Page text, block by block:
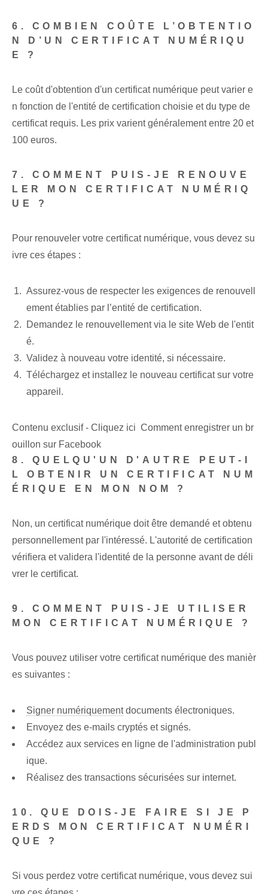
6. COMBIEN COÛTE L’OBTENTIO
N D’UN CERTIFICAT NUMÉRIQU
E ?
Le coût d'obtention d'un certificat numérique peut varier e
n fonction de l'entité de certification choisie et du type de
certificat requis. Les prix varient généralement entre 20 et
100 euros.
7. COMMENT PUIS-JE RENOUVE
LER MON CERTIFICAT NUMÉRIQ
UE ?
Pour renouveler votre certificat numérique, vous devez su
ivre ces étapes :
Assurez-vous de respecter les exigences de renouvell
ement établies par l’entité de certification.
Demandez le renouvellement via le site Web de l'entit
é.
Validez à nouveau votre identité, si nécessaire.
Téléchargez et installez le nouveau certificat sur votre
appareil.
Contenu exclusif - Cliquez ici Comment enregistrer un br
ouillon sur Facebook
8. QUELQU'UN D'AUTRE PEUT-I
L OBTENIR UN CERTIFICAT NUM
ÉRIQUE EN MON NOM ?
Non, un certificat numérique doit être demandé et obtenu
personnellement par l'intéressé. L'autorité de certification
vérifiera et validera l'identité de la personne avant de déli
vrer le certificat.
9. COMMENT PUIS-JE UTILISER
MON CERTIFICAT NUMÉRIQUE ?
Vous pouvez utiliser votre certificat numérique des manièr
es suivantes :
Signer numériquementdocuments électroniques.
Envoyez des e-mails cryptés et signés.
Accédez aux services en ligne de l'administration publ
ique.
Réalisez des transactions sécurisées sur internet.
10. QUE DOIS-JE FAIRE SI JE P
ERDS MON CERTIFICAT NUMÉRI
QUE ?
Si vous perdez votre certificat numérique, vous devez sui